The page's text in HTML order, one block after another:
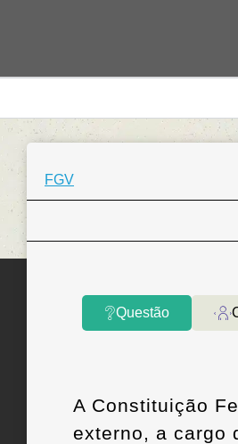
FGV
Questão
A Constituição
externo, a cargo